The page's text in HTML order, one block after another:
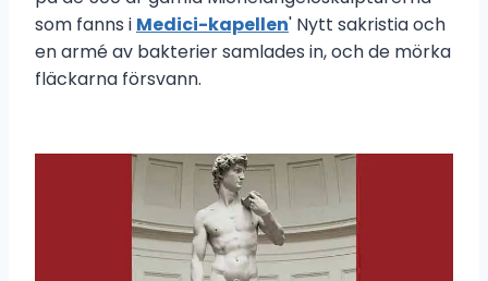
som fanns i Medici-kapellen' Nytt sakristia och
en armé av bakterier samlades in, och de mörka
fläckarna försvann.